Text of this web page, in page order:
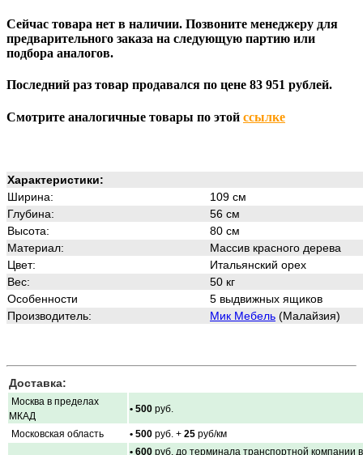
Сейчас товара нет в наличии. Позвоните менеджеру для
предварительного заказа на следующую партию или
подбора аналогов.
Последний раз товар продавался по цене 83 951 рублей.
Смотрите аналогичные товары по этой ссылке
Характеристики:
Ширина:
109 см
Глубина:
56 см
Высота:
80 см
Материал:
Массив красного дерева
Цвет:
Итальянский орех
Вес:
50 кг
Особенности
5 выдвижных ящиков
Производитель:
Мик Мебель (Малайзия)
Доставка:
Москва в пределах
МКАД
• 500 руб.
Московская область • 500 руб. + 25 руб/км
• 600 руб. до терминала транспортной компании